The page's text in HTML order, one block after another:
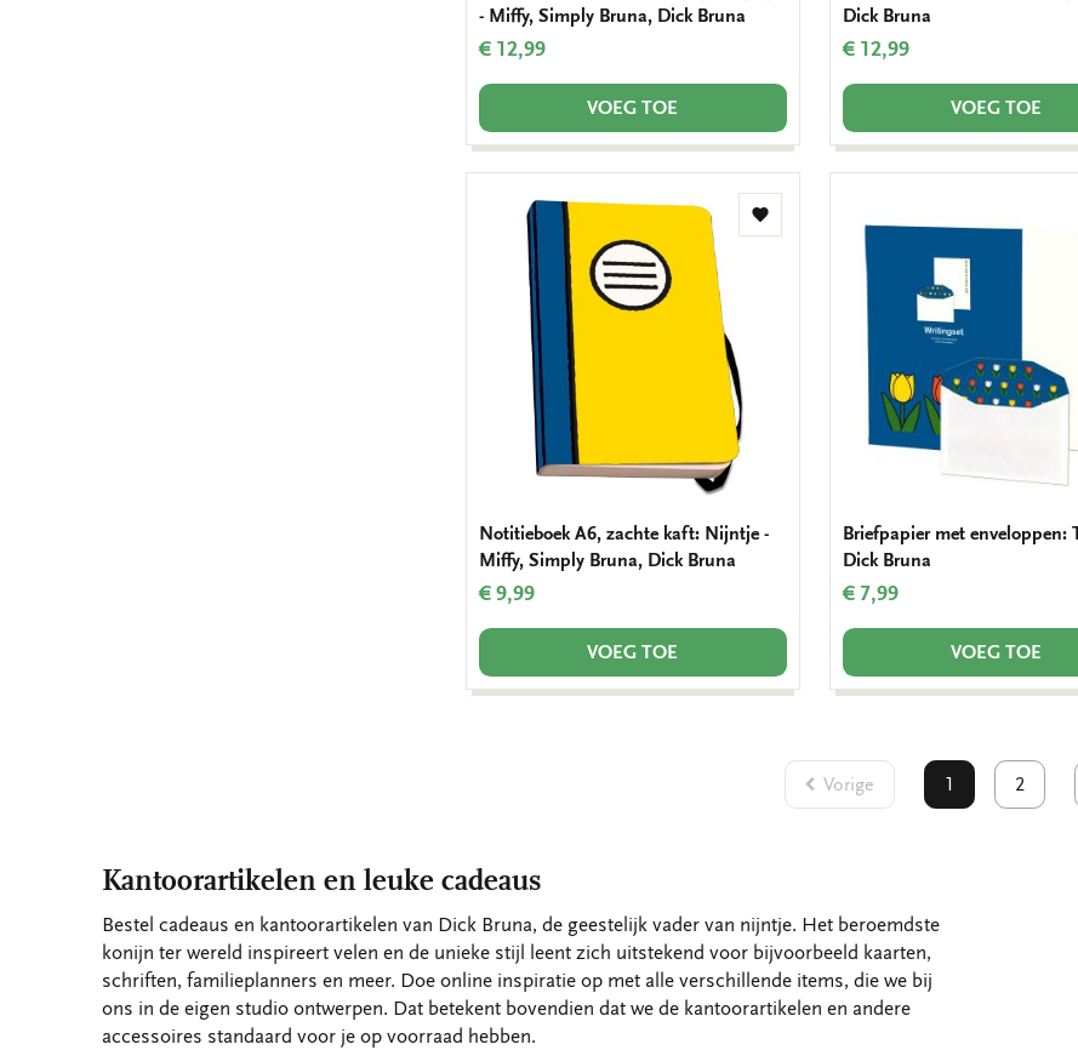
- Miffy, Simply Bruna, Dick Bruna
€ 12,99
VOEG TOE
Dick Bruna
€ 12,99
VOEG TOE
Toevoegen
Notitieboek A6, zachte kaft: Nijntje -
Miffy, Simply Bruna, Dick Bruna
€ 9,99
VOEG TOE
Briefpapier met enveloppen:
Dick Bruna
€ 7,99
VOEG TOE
Vorige 1 2
Kantoorartikelen en leuke cadeaus
Bestel cadeaus en kantoorartikelen van Dick Bruna, de geestelijk vader van nijntje. Het beroemdste
konijn ter wereld inspireert velen en de unieke stijl leent zich uitstekend voor bijvoorbeeld kaarten,
schriften, familieplanners en meer. Doe online inspiratie op met alle verschillende items, die we bij
ons in de eigen studio ontwerpen. Dat betekent bovendien dat we de kantoorartikelen en andere
accessoires standaard voor je op voorraad hebben.